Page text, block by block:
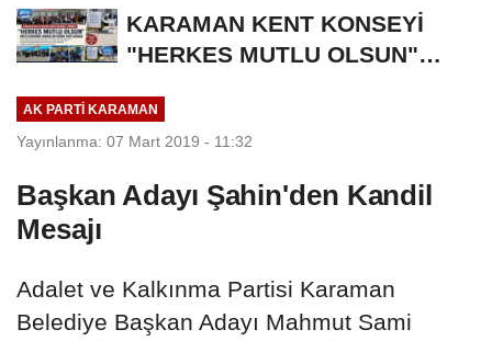
KARAMAN KENT KONSEYİ
"HERKES MUTLU OLSUN"
GÜNÜNE...
AK PARTI KARAMAN
Yayınlanma: 07 Mart 2019 - 11:32
Başkan Adayı Şahin'den Kandil
Mesajı
Adalet ve Kalkınma Partisi Karaman
Belediye Başkan Adayı Mahmut Sami